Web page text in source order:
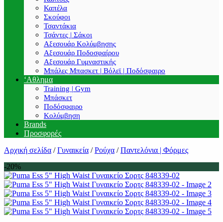
Καπέλα
Σκούφοι
Τσαντάκια
Τσάντες | Σάκοι
Αξεσουάρ Κολύμβησης
Αξεσουάρ Ποδοσφαίρου
Αξεσουάρ Γυμναστικής
Μπάλες Μπασκετ | Βόλεϊ | Ποδόσφαιρο
‘Αθλημα
Training | Gym
Μπάσκετ
Ποδόσφαιρο
Κολύμβηση
Brands
Προσφορές
Αρχική σελίδα / Γυναικεία / Ρούχα / Παντελόνια | Φόρμες
-20%